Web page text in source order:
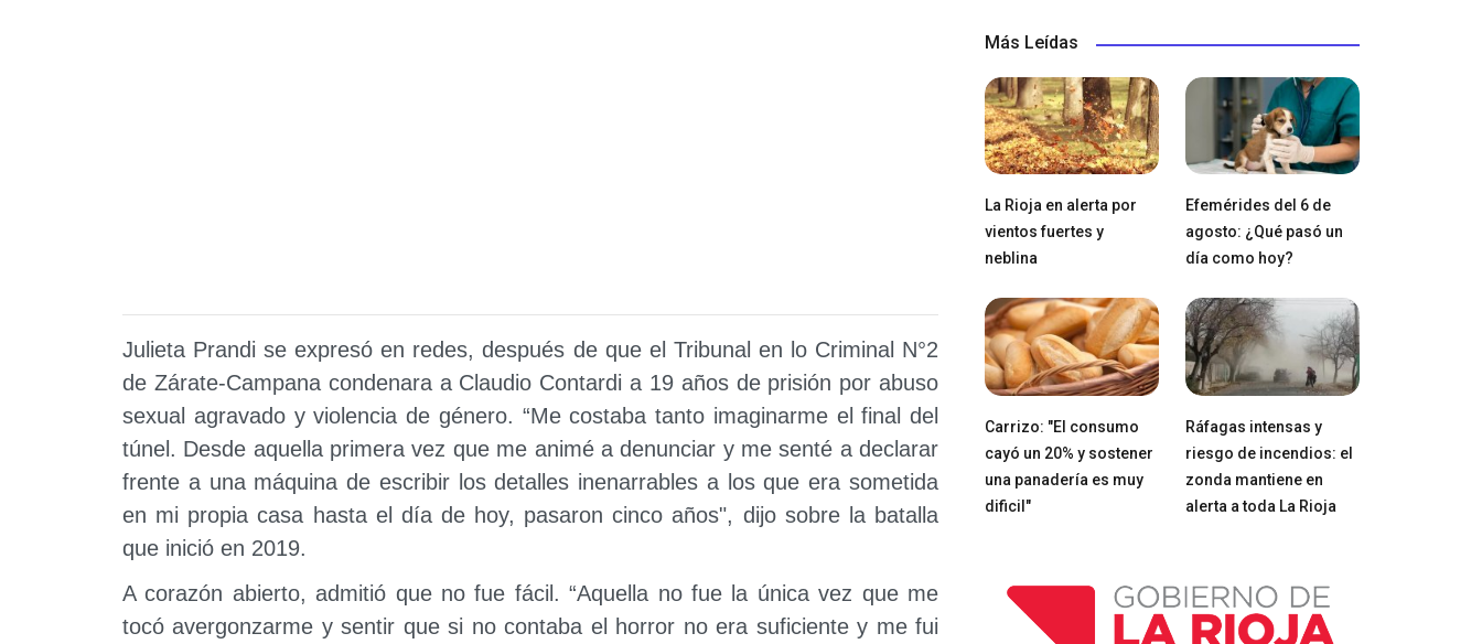
Julieta Prandi se expresó en redes, después de que el Tribunal en lo Criminal N°2
de Zárate-Campana condenara a Claudio Contardi a 19 años de prisión por abuso
sexual agravado y violencia de género. “Me costaba tanto imaginarme el final del
túnel. Desde aquella primera vez que me animé a denunciar y me senté a declarar
frente a una máquina de escribir los detalles inenarrables a los que era sometida
en mi propia casa hasta el día de hoy, pasaron cinco años", dijo sobre la batalla
que inició en 2019.
A corazón abierto, admitió que no fue fácil. “Aquella no fue la única vez que me
tocó avergonzarme y sentir que si no contaba el horror no era suficiente y me fui
Más Leídas
La Rioja en alerta por
vientos fuertes y
neblina
Efemérides del 6 de
agosto: ¿Qué pasó un
día como hoy?
Carrizo: "El consumo
cayó un 20% y sostener
una panadería es muy
dificil"
Ráfagas intensas y
riesgo de incendios: el
zonda mantiene en
alerta a toda La Rioja